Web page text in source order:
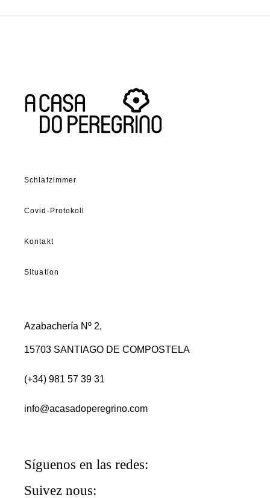
Schlafzimmer
Covid-Protokoll
Kontakt
Situation
Azabachería Nº 2,
15703 SANTIAGO DE COMPOSTELA
(+34) 981 57 39 31
info@acasadoperegrino.com
Síguenos en las redes:
Suivez nous: